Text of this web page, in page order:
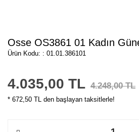
Osse OS3861 01 Kadın
Ürün Kodu: : 01.01.386101
4.035,00 TL 4.248,00 TL
* 672,50 TL den başlayan taksitlerle!